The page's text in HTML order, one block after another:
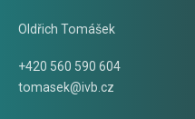
Oldřich Tomášek
+420 560 590 604
tomasek@ivb.cz